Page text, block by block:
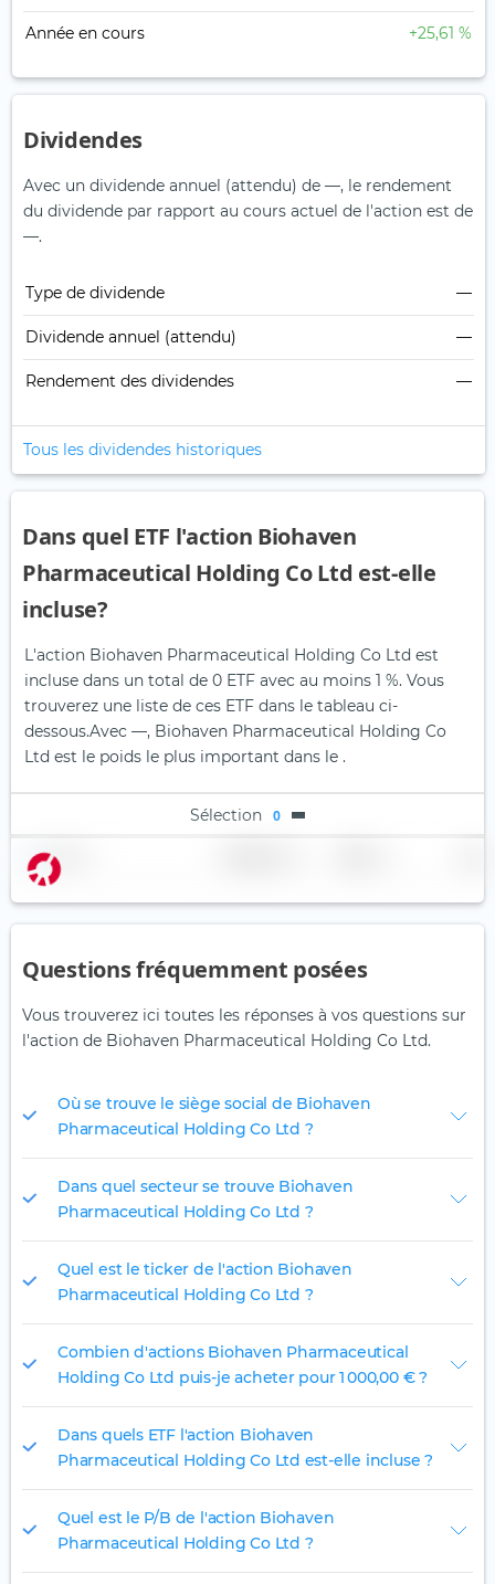
Année en cours +25,61 %
Dividendes
Avec un dividende annuel (attendu) de —, le rendement
du dividende par rapport au cours actuel de l'action est de
—.
Type de dividende —
Dividende annuel (attendu) —
Rendement des dividendes —
Tous les dividendes historiques
Dans quel ETF l'action Biohaven
Pharmaceutical Holding Co Ltd est-elle
incluse?
L'action Biohaven Pharmaceutical Holding Co Ltd est
incluse dans un total de 0 ETF avec au moins 1 %. Vous
trouverez une liste de ces ETF dans le tableau ci-
dessous.Avec —, Biohaven Pharmaceutical Holding Co
Ltd est le poids le plus important dans le .
Sélection 0
Nom
Questions fréquemment posées
Vous trouverez ici toutes les réponses à vos questions sur
l'action de Biohaven Pharmaceutical Holding Co Ltd.
Où se trouve le siège social de Biohaven
Pharmaceutical Holding Co Ltd ?
Dans quel secteur se trouve Biohaven
Pharmaceutical Holding Co Ltd ?
Quel est le ticker de l'action Biohaven
Pharmaceutical Holding Co Ltd ?
Combien d'actions Biohaven Pharmaceutical
Holding Co Ltd puis-je acheter pour 1 000,00 € ?
Dans quels ETF l'action Biohaven
Pharmaceutical Holding Co Ltd est-elle incluse ?
Quel est le P/B de l'action Biohaven
Pharmaceutical Holding Co Ltd ?